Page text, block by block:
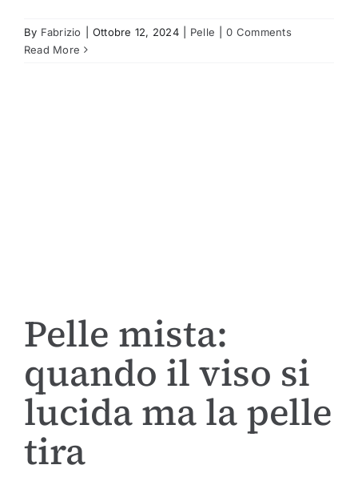
By Fabrizio Ottobre 12, 2024 Pelle
0 Comments
Read More
Pelle mista:
quando il viso si
lucida ma la pelle
tira